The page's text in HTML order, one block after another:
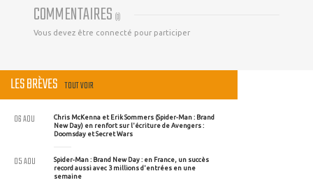
COMMENTAIRES (0)
Vous devez être connecté pour participer
LES BRÈVES TOUT VOIR
Chris McKenna et Erik Sommers (Spider-Man : Brand
New Day) en renfort sur l'écriture de Avengers :
Doomsday et Secret Wars
06 AOU
Spider-Man : Brand New Day : en France, un succès
record aussi avec 3 millions d'entrées en une
semaine
05 AOU